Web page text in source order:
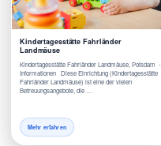
Kindertagesstätte Fahrländer
Landmäuse
Kindertagesstätte Fahrländer Landmäuse, Potsdam -
Informationen Diese Einrichtung (Kindertagesstätte
Fahrländer Landmäuse) ist eine der vielen
Betreuungsangebote, die …
Mehr erfahren